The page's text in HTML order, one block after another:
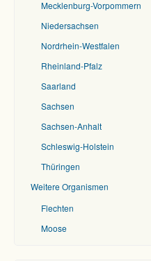
Mecklenburg-Vorpommern
Niedersachsen
Nordrhein-Westfalen
Rheinland-Pfalz
Saarland
Sachsen
Sachsen-Anhalt
Schleswig-Holstein
Thüringen
Weitere Organismen
Flechten
Moose